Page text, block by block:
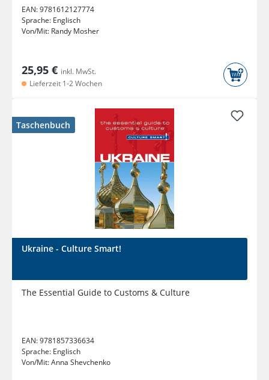
EAN:9781612127774
Sprache: Englisch
Von/Mit: Randy Mosher
25,95 € inkl. MwSt.
Lieferzeit 1-2 Wochen
Taschenbuch
Ukraine - Culture Smart!
The Essential Guide to Customs & Culture
EAN:9781857336634
Sprache: Englisch
Von/Mit:Anna Shevchenko